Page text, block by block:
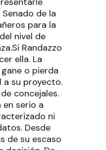
de la
para la
nivel de
Randazzo
ella. La
o pierda
a su proyecto.
concejales.
serio a
ni
Desde
de su escaso